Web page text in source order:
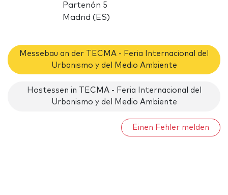
Partenón 5
Madrid (ES)
Messebau an der TECMA - Feria Internacional del
Urbanismo y del Medio Ambiente
Hostessen in TECMA - Feria Internacional del
Urbanismo y del Medio Ambiente
Einen Fehler melden